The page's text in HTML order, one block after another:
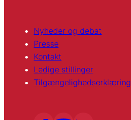
Nyheder og debat
Presse
Kontakt
Ledige stillinger
Tilgængelighedserklæring